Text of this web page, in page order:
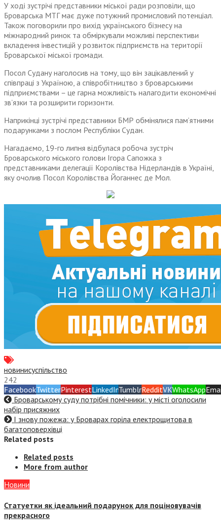
У ході зустрічі представники міської ради розповіли, що
Броварська МТГ має дуже потужний промисловий потенціал.
Також поговорили про вихід українського бізнесу на
міжнародний ринок та обміркували можливі перспективи
вкладення інвестицій у розвиток підприємств на території
Броварської міської громади.
Посол Судану наголосив на тому, що він зацікавлений у
співпраці з Україною, а співробітництво з броварськими
підприємствами – це гарна можливість налагодити економічні
зв’язки та розширити горизонти.
Наприкінці зустрічі представники БМР обмінялися пам’ятними
подарунками з послом Республіки Судан.
Нагадаємо, 19-го липня відбулася робоча зустріч
Броварського міського голови Ігора Сапожка з
представниками делегації Королівства Нідерландів в Україні,
яку очолив Посол Королівства Йоганнес де Мол.
новинисуспільство
242
FacebookTwitterPinterestLinkedInTumblrRedditVKWhatsApp
Броварському суду потрібні помічники: у місті оголосили
набір присяжних
І знову пожежа: у Броварах горіла електрощитова в
багатоповерхівці
Related posts
Related posts
More from author
Новини
Статуетки як ідеальний подарунок для поціновувачів
прекрасного